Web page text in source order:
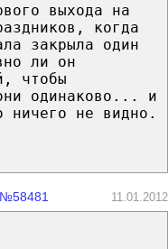
выхода на
когда
закрыла один
ли он
чтобы
одинаково... и
ничего не видно.
№58481 11.01.2012